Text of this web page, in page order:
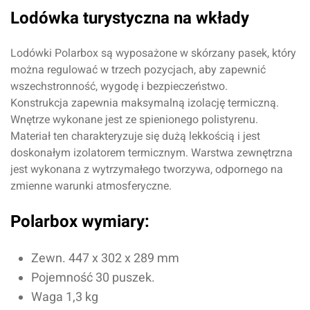
Lodówka turystyczna na wkłady
Lodówki Polarbox są wyposażone w skórzany pasek, który
można regulować w trzech pozycjach, aby zapewnić
wszechstronność, wygodę i bezpieczeństwo.
Konstrukcja zapewnia maksymalną izolację termiczną.
Wnętrze wykonane jest ze spienionego polistyrenu.
Materiał ten charakteryzuje się dużą lekkością i jest
doskonałym izolatorem termicznym. Warstwa zewnętrzna
jest wykonana z wytrzymałego tworzywa, odpornego na
zmienne warunki atmosferyczne.
Polarbox wymiary:
Zewn. 447 x 302 x 289 mm
Pojemność 30 puszek.
Waga 1,3 kg